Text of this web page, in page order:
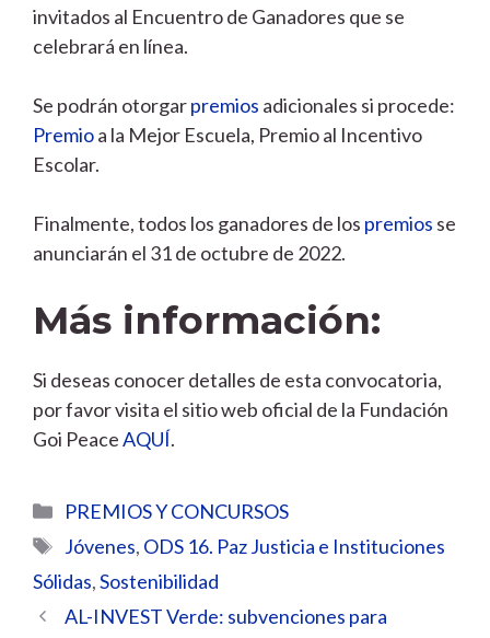
invitados al Encuentro de Ganadores que se
celebrará en línea.
Se podrán otorgarpremios adicionales si procede:
Premioa la Mejor Escuela, Premio al Incentivo
Escolar.
Finalmente, todos los ganadores de los premios se
anunciarán el 31 de octubre de 2022.
Más información:
Si deseas conocer detalles de esta convocatoria,
por favor visita el sitio web oficial de la Fundación
Goi PeaceAQUÍ.
Categorías
PREMIOS Y CONCURSOS
Etiquetas
Jóvenes, ODS 16. Paz Justicia e Instituciones
Sólidas,Sostenibilidad
AL-INVEST Verde: subvenciones para